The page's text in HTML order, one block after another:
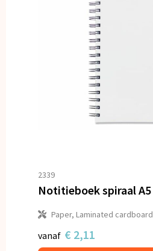
2339
Notitieboek spiraal A5
Paper, Laminated cardboard
vanaf € 2,11